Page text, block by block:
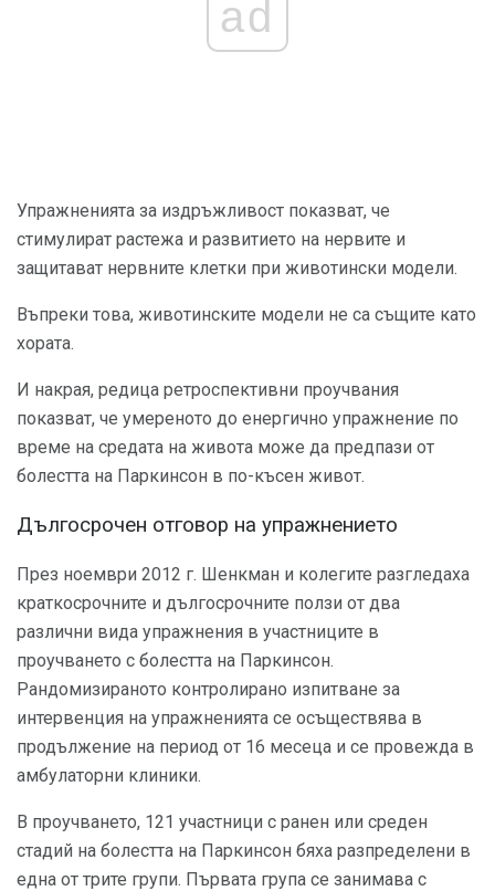
ad
Упражненията за издръжливост показват, че
стимулират растежа и развитието на нервите и
защитават нервните клетки при животински модели.
Въпреки това, животинските модели не са същите като
хората.
И накрая, редица ретроспективни проучвания
показват, че умереното до енергично упражнение по
време на средата на живота може да предпази от
болестта на Паркинсон в по-късен живот.
Дългосрочен отговор на упражнението
През ноември 2012 г. Шенкман и колегите разгледаха
краткосрочните и дългосрочните ползи от два
различни вида упражнения в участниците в
проучването с болестта на Паркинсон.
Рандомизираното контролирано изпитване за
интервенция на упражненията се осъществява в
продължение на период от 16 месеца и се провежда в
амбулаторни клиники.
В проучването, 121 участници с ранен или среден
стадий на болестта на Паркинсон бяха разпределени в
една от трите групи. Първата група се занимава с